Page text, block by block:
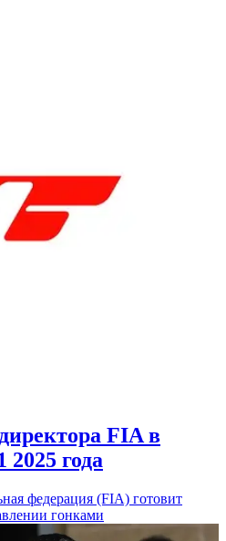
FIA в
года
федерация (FIA) готовит
гонками